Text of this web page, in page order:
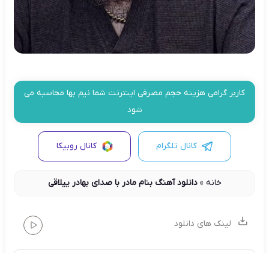
کاربر گرامی هزینه حجم مصرفی اینترنت شما نیم بها محاسبه می
شود
کانال تلگرام کانال روبیکا
خانه »دانلود آهنگ بنام مادر با صدای بهادر ییلاقی
لینک های دانلود